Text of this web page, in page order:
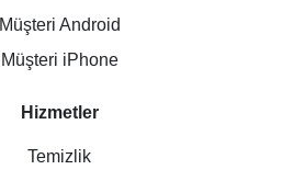
Müşteri Android
Müşteri iPhone
Hizmetler
Temizlik